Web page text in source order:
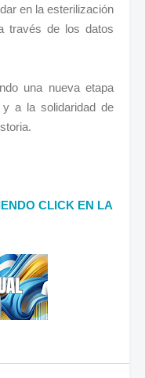
en la esterilización
través de los datos
una nueva etapa
a la solidaridad de
CLICK EN LA